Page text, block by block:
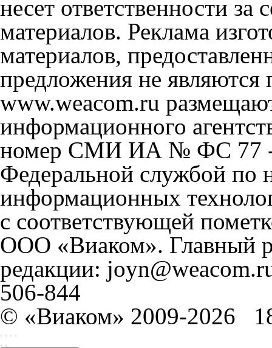
несет ответственности
материалов. Реклама
материалов,
предложения не
www.weacom.ru
информационного
номер СМИ ИА № ФС 77 -
Федеральной службой по
информационных
с соответствующей
ООО «Виаком». Главный
редакции:
506-844
© «Виаком» 2009-2026